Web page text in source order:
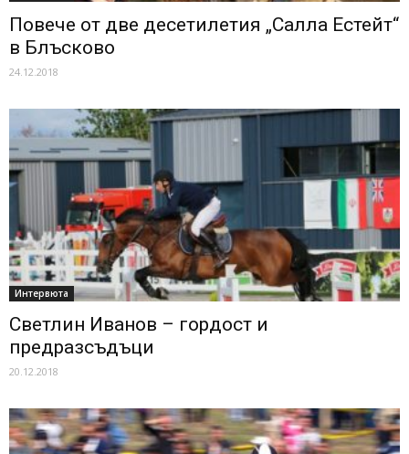
Повече от две десетилетия „Салла Естейт“
в Блъсково
24.12.2018
Интервюта
Светлин Иванов – гордост и
предразсъдъци
20.12.2018